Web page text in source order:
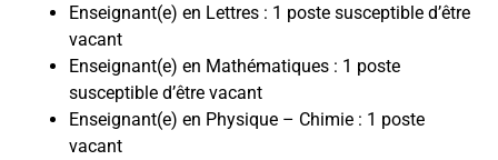
Enseignant(e) en Lettres : 1 poste susceptible d’être
vacant
Enseignant(e) en Mathématiques : 1 poste
susceptible d’être vacant
Enseignant(e) en Physique – Chimie : 1 poste
vacant